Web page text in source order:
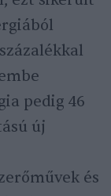
pedig 46
új
és